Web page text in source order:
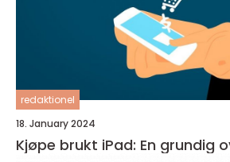
redaktionel
18. January 2024
Kjøpe brukt iPad: En grundig